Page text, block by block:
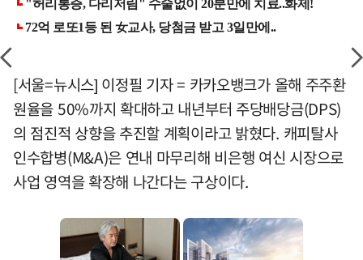
[서울=뉴시스] 이정필 기자 = 카카오뱅크가 올해 주주환
원율을 50%까지 확대하고 내년부터 주당배당금(DPS)
의 점진적 상향을 추진할 계획이라고 밝혔다. 캐피탈사
인수합병(M&A)은 연내 마무리해 비은행 여신 시장으로
사업 영역을 확장해 나간다는 구상이다.